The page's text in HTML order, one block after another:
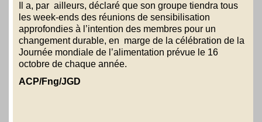
Il a, par ailleurs, déclaré que son groupe tiendra tous
les week-ends des réunions de sensibilisation
approfondies à l’intention des membres pour un
changement durable, en marge de la célébration de la
Journée mondiale de l’alimentation prévue le 16
octobre de chaque année.
ACP/Fng/JGD